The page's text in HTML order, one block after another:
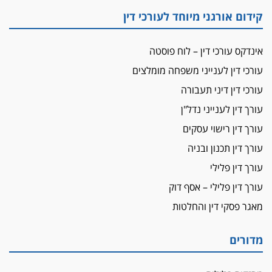
מאסר לעורך הדין
פיקטיביות בשם פלסטינים
על המידתיות
ביה"ד המשמעתי ביטל השעיה לצמיתות של
עורכת-דין שהביעה שמחה ב-7 באוקטובר
אשם
עו"ד הלל בבייב הורשע בהונאת עשרות לקוחות,
ההסדר: 7-9 שנות מאסר
דין ומקרקעין
עורך דין ברמת השרון נחקר בחשד למרמה בעסקת
תובעת משטרתית פוטרה בחשד לעישון סמים
שנחשף בפעילות בלשים בטלגרם
קידום אורגני מיוחד לעורכי דין
אינדקס עורכי דין – לוח פוסטה
עורכי דין לענייני משפחה מומלצים
עורכי דין דיני תעבורה
עורך דין לענייני נדל"ן
עורך דין רישוי עסקים
עורך דין תכנון ובניה
עורך דין פלילי
עורך דין פלילי – אסף דוק
מאגר פסקי דין והחלטות
מדורים